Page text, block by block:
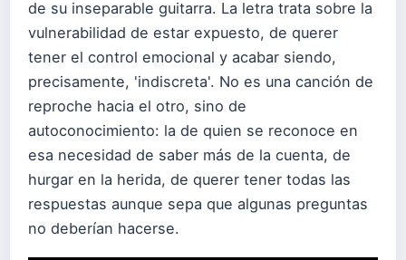
de su inseparable guitarra. La letra trata sobre la
vulnerabilidad de estar expuesto, de querer
tener el control emocional y acabar siendo,
precisamente, 'indiscreta'. No es una canción de
reproche hacia el otro, sino de
autoconocimiento: la de quien se reconoce en
esa necesidad de saber más de la cuenta, de
hurgar en la herida, de querer tener todas las
respuestas aunque sepa que algunas preguntas
no deberían hacerse.